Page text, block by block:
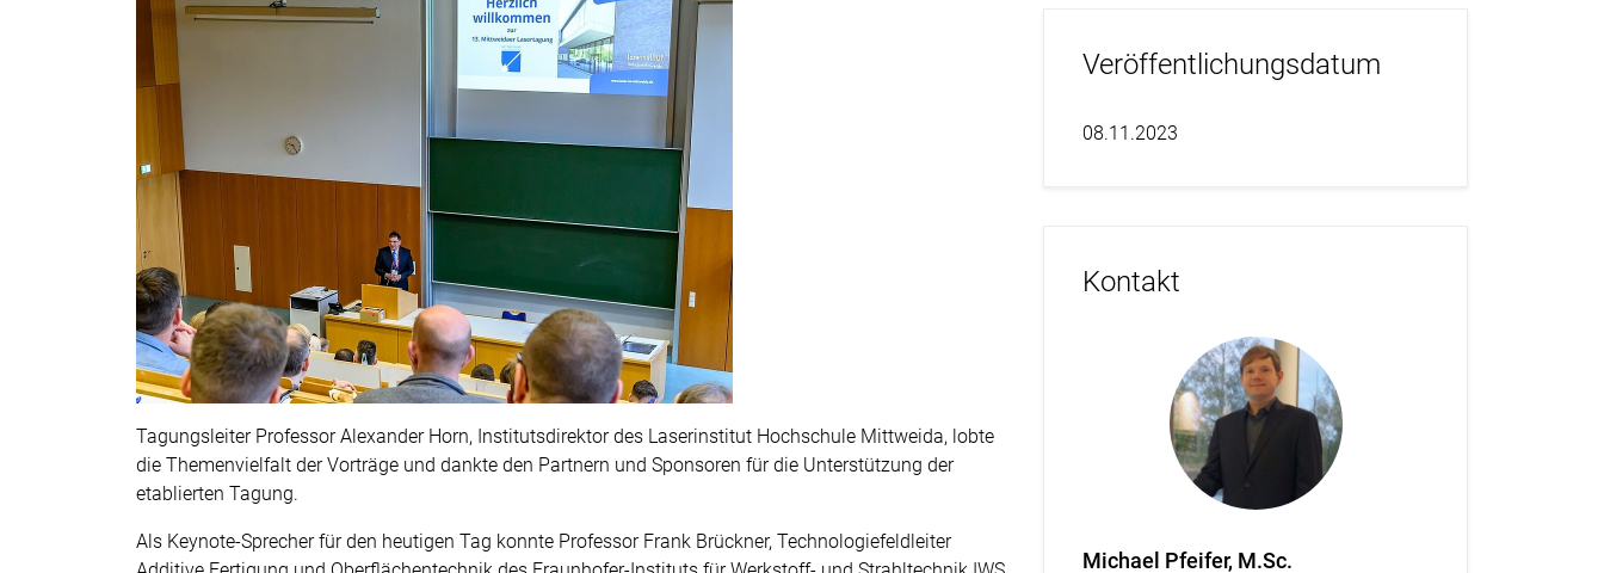
Tagungsleiter Professor Alexander Horn, Institutsdirektor des Laserinstitut Hochschule Mittweida, lobte
die Themenvielfalt der Vorträge und dankte den Partnern und Sponsoren für die Unterstützung der
etablierten Tagung.
Als Keynote-Sprecher für den heutigen Tag konnte Professor Frank Brückner, Technologiefeldleiter
Veröffentlichungsdatum
08.11.2023
Kontakt
Michael Pfeifer, M.Sc.